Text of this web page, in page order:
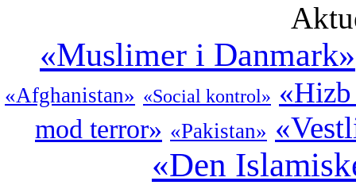
«Muslimer i Danmark»
«Afghanistan» «Social kontrol»
mod terror» «Pakistan»
«Den